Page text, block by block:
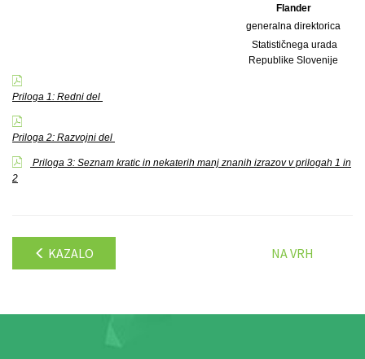
Flander
generalna direktorica
Statističnega urada
Republike Slovenije
Priloga 1: Redni del
Priloga 2: Razvojni del
Priloga 3: Seznam kratic in nekaterih manj znanih izrazov v prilogah 1 in
2
KAZALO NA VRH